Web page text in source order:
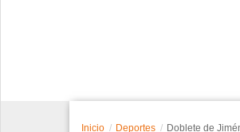
Inicio Deportes Doblete de